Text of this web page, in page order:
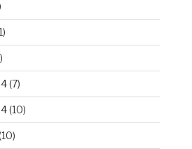
(7)
(10)